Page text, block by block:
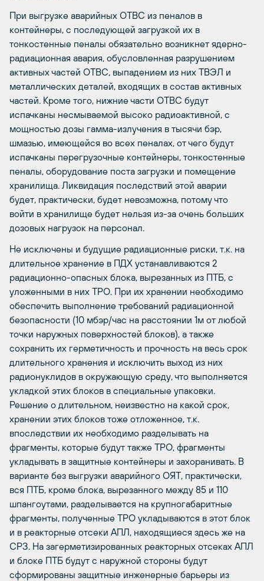
При выгрузке аварийных ОТВС из пеналов в
контейнеры, с последующей загрузкой их в
тонкостенные пеналы обязательно возникнет ядерно-
радиационная авария, обусловленная разрушением
активных частей ОТВС, выпадением из них ТВЭЛ и
металлических деталей, входящих в состав активных
частей. Кроме того, нижние части ОТВС будут
испачканы несмываемой высоко радиоактивной, с
мощностью дозы гамма-излучения в тысячи бэр,
шмазью, имеющейся во всех пеналах, от чего будут
испачканы перегрузочные контейнеры, тонкостенные
пеналы, оборудование поста загрузки и помещение
хранилища. Ликвидация последствий этой аварии
будет, практически, будет невозможна, потому что
войти в хранилище будет нельзя из-за очень больших
дозовых нагрузок на персонал.
Не исключены и будущие радиационные риски, т.к. на
длительное хранение в ПДХ устанавливаются 2
радиационно-опасных блока, вырезанных из ПТБ, с
уложенными в них ТРО. При их хранении необходимо
обеспечить выполнение требований радиационной
безопасности (10 мбэр/час на расстоянии 1м от любой
точки наружных поверхностей блоков), а также
сохранить их герметичность и прочность на весь срок
длительного хранения и исключить выход из них
радионуклидов в окружающую среду, что выполняется
укладкой этих блоков в специальные упаковки.
Решение о длительном, неизвестно на какой срок,
хранении этих блоков тоже отложенное, т.к.
впоследствии их необходимо разделывать на
фрагменты, которые будут также ТРО, фрагменты
укладывать в защитные контейнеры и захоранивать. В
варианте без выгрузки аварийного ОЯТ, практически,
вся ПТБ, кроме блока, вырезанного между 85 и 110
шпангоутами, разделывается на крупногабаритные
фрагменты, полученные ТРО укладываются в этот блок
и в реакторные отсеки АПЛ, находящиеся здесь же на
СРЗ. На загерметизированных реакторных отсеках АПЛ
и блоке ПТБ будут с наружной стороны будут
сформированы защитные инженерные барьеры из